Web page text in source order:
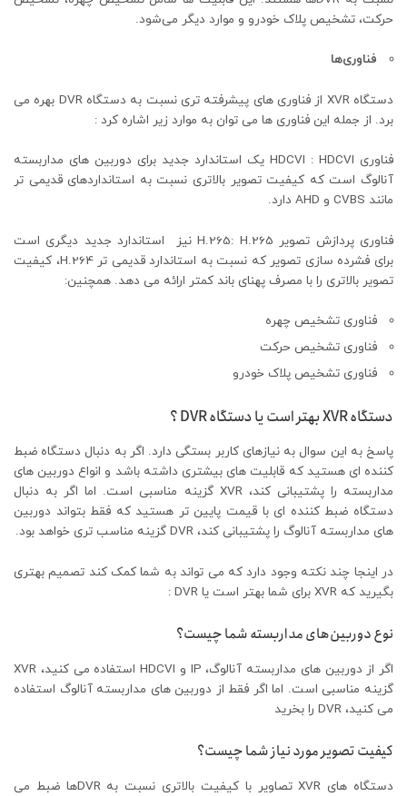
حرکت، تشخیص پلاک خودرو و موارد دیگر می‌شود.
فناوری‌ها
دستگاه XVR از فناوری‌ های پیشرفته‌ تری نسبت به دستگاه DVR بهره می
برد. از جمله این فناوری‌ ها می‌ توان به موارد زیر اشاره کرد :
فناوری HDCVI : HDCVI یک استاندارد جدید برای دوربین‌ های مداربسته
آنالوگ است که کیفیت تصویر بالاتری نسبت به استانداردهای قدیمی‌ تر
مانند CVBS و AHD دارد.
فناوری پردازش تصویر H.265: H.265 نیز استاندارد جدید دیگری است
برای فشرده‌ سازی تصویر که نسبت به استاندارد قدیمی‌ تر H.264، کیفیت
تصویر بالاتری را با مصرف پهنای باند کمتر ارائه می‌ دهد. همچنین:
فناوری تشخیص چهره
فناوری تشخیص حرکت
فناوری تشخیص پلاک خودرو
دستگاه XVR بهتر است یا دستگاه DVR ؟
پاسخ به این سوال به نیازهای کاربر بستگی دارد. اگر به دنبال دستگاه ضبط
کننده‌ ای هستید که قابلیت‌ های بیشتری داشته باشد و انواع دوربین‌ های
مداربسته را پشتیبانی کند، XVR گزینه مناسبی است. اما اگر به دنبال
دستگاه ضبط کننده‌ ای با قیمت پایین‌ تر هستید که فقط بتواند دوربین‌
های مداربسته آنالوگ را پشتیبانی کند، DVR گزینه مناسب تری خواهد بود.
در اینجا چند نکته وجود دارد که می‌ تواند به شما کمک کند تصمیم بهتری
بگیرید که XVR برای شما بهتر است یا DVR :
نوع دوربین‌های مداربسته شما چیست؟
اگر از دوربین‌ های مداربسته آنالوگ، IP و HDCVI استفاده می‌ کنید، XVR
گزینه مناسبی است. اما اگر فقط از دوربین‌ های مداربسته آنالوگ استفاده
می‌ کنید، DVR را بخرید‌
کیفیت تصویر مورد نیاز شما چیست؟
دستگاه های XVR تصاویر با کیفیت بالاتری نسبت به DVRها ضبط می